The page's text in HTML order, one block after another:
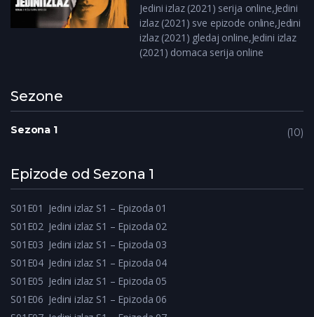
Jedini izlaz (2021) serija online,Jedini
izlaz (2021) sve epizode online,Jedini
izlaz (2021) gledaj online,Jedini izlaz
(2021) domaca serija online
Sezone
Sezona 1 10
Epizode od Sezona 1
S01E01 Jedini izlaz S1 – Epizoda 01
S01E02 Jedini izlaz S1 – Epizoda 02
S01E03 Jedini izlaz S1 – Epizoda 03
S01E04 Jedini izlaz S1 – Epizoda 04
S01E05 Jedini izlaz S1 – Epizoda 05
S01E06 Jedini izlaz S1 – Epizoda 06